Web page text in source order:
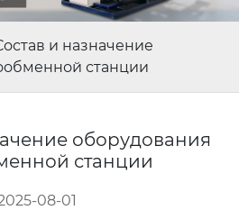
и назначение
станции
оборудования
станции
08-01